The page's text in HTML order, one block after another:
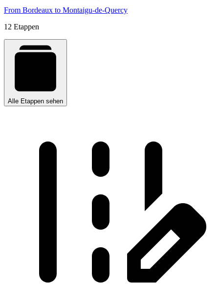
From Bordeaux to Montaigu-de-Quercy
12 Etappen
Alle Etappen sehen